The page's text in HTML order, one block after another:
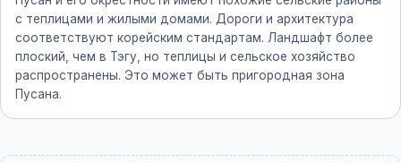
с теплицами и жилыми домами. Дороги и архитектура
соответствуют корейским стандартам. Ландшафт более
плоский, чем в Тэгу, но теплицы и сельское хозяйство
распространены. Это может быть пригородная зона
Пусана.